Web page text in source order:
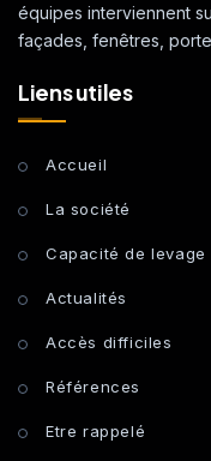
équipes interviennent
façades, fenêtres,
Liens utiles
Accueil
La société
Capacité de levage
Actualités
Accès difficiles
Références
Etre rappelé